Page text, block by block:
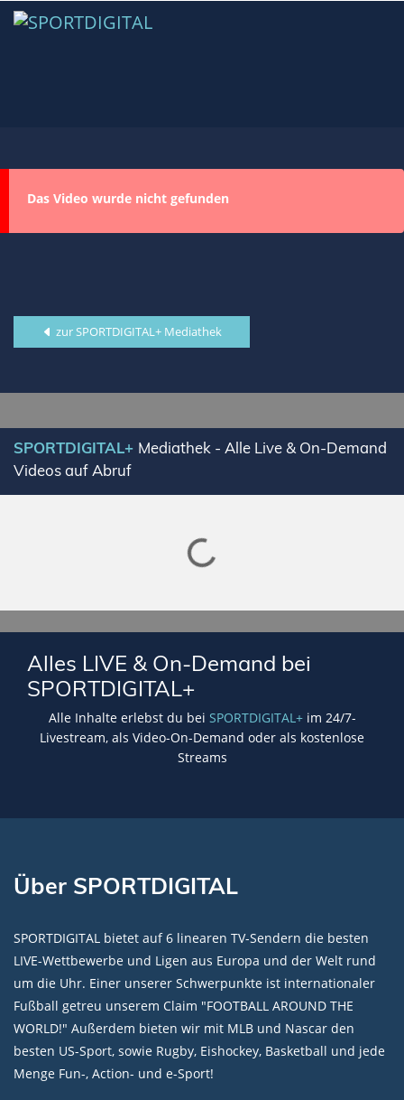
Das Video wurde nicht gefunden
zur SPORTDIGITAL+ Mediathek
SPORTDIGITAL+ Mediathek - Alle Live & On-Demand
Videos auf Abruf
Lade SPORTDIGITAL+ Mediathek
Alles LIVE & On-Demand bei
SPORTDIGITAL+
Alle Inhalte erlebst du bei SPORTDIGITAL+im 24/7-
Livestream, als Video-On-Demand oder als kostenlose
Streams
Über SPORTDIGITAL
SPORTDIGITAL bietet auf 6 linearen TV-Sendern die besten
LIVE-Wettbewerbe und Ligen aus Europa und der Welt rund
um die Uhr. Einer unserer Schwerpunkte ist internationaler
Fußball getreu unserem Claim "FOOTBALL AROUND THE
WORLD!" Außerdem bieten wir mit MLB und Nascar den
besten US-Sport, sowie Rugby, Eishockey, Basketball und jede
Menge Fun-, Action- und e-Sport!